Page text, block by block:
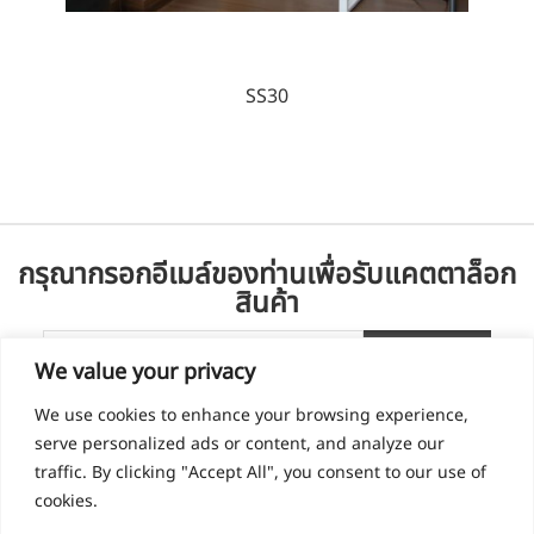
We value your privacy
We use cookies to enhance your browsing experience,
serve personalized ads or content, and analyze our
traffic. By clicking "Accept All", you consent to our use of
cookies.
SS30
กรุณากรอกอีเมล์ของท่านเพื่อรับแคตตาล็อก
สินค้า